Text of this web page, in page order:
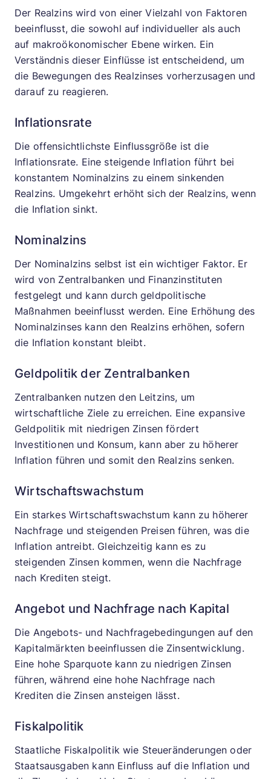
Der Realzins wird von einer Vielzahl von Faktoren
beeinflusst, die sowohl auf individueller als auch
auf makroökonomischer Ebene wirken. Ein
Verständnis dieser Einflüsse ist entscheidend, um
die Bewegungen des Realzinses vorherzusagen und
darauf zu reagieren.
Inflationsrate
Die offensichtlichste Einflussgröße ist die
Inflationsrate. Eine steigende Inflation führt bei
konstantem Nominalzins zu einem sinkenden
Realzins. Umgekehrt erhöht sich der Realzins, wenn
die Inflation sinkt.
Nominalzins
Der Nominalzins selbst ist ein wichtiger Faktor. Er
wird von Zentralbanken und Finanzinstituten
festgelegt und kann durch geldpolitische
Maßnahmen beeinflusst werden. Eine Erhöhung des
Nominalzinses kann den Realzins erhöhen, sofern
die Inflation konstant bleibt.
Geldpolitik der Zentralbanken
Zentralbanken nutzen den Leitzins, um
wirtschaftliche Ziele zu erreichen. Eine expansive
Geldpolitik mit niedrigen Zinsen fördert
Investitionen und Konsum, kann aber zu höherer
Inflation führen und somit den Realzins senken.
Wirtschaftswachstum
Ein starkes Wirtschaftswachstum kann zu höherer
Nachfrage und steigenden Preisen führen, was die
Inflation antreibt. Gleichzeitig kann es zu
steigenden Zinsen kommen, wenn die Nachfrage
nach Krediten steigt.
Angebot und Nachfrage nach Kapital
Die Angebots- und Nachfragebedingungen auf den
Kapitalmärkten beeinflussen die Zinsentwicklung.
Eine hohe Sparquote kann zu niedrigen Zinsen
führen, während eine hohe Nachfrage nach
Krediten die Zinsen ansteigen lässt.
Fiskalpolitik
Staatliche Fiskalpolitik wie Steueränderungen oder
Staatsausgaben kann Einfluss auf die Inflation und